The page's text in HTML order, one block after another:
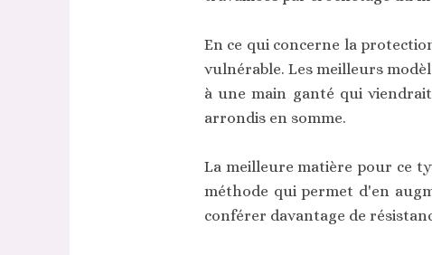
En ce qui concerne la
vulnérable. Les meilleurs
à une main ganté qui
arrondis en somme.
La meilleure matière pour ce
méthode qui permet d'en
conférer davantage de